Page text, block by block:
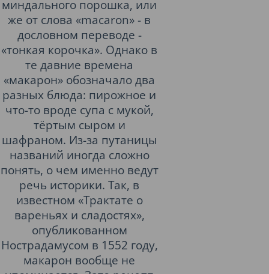
миндального порошка, или
же от слова «macaron» - в
дословном переводе -
«тонкая корочка». Однако в
те давние времена
«макарон» обозначало два
разных блюда: пирожное и
что-то вроде супа с мукой,
тёртым сыром и
шафраном. Из-за путаницы
названий иногда сложно
понять, о чем именно ведут
речь историки. Так, в
известном «Трактате о
вареньях и сладостях»,
опубликованном
Нострадамусом в 1552 году,
макарон вообще не